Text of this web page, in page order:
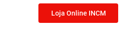
Loja Online INCM